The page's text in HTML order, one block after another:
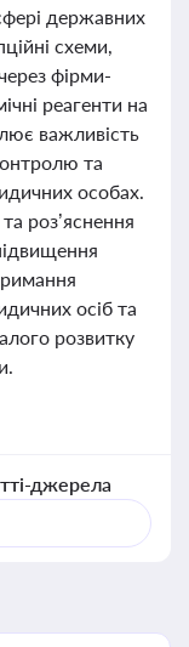
державних
схеми,
фірми-
реагенти на
важливість
та
особах.
роз’яснення
осіб та
розвитку
джерела